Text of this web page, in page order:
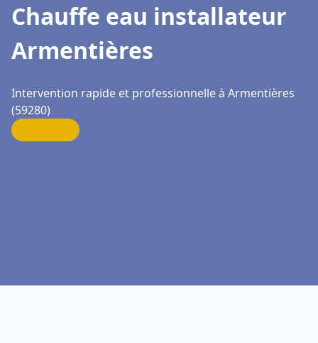
Chauffe eau installateur
Armentières
Intervention rapide et professionnelle à Armentières
(59280)